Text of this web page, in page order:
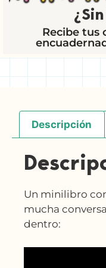
Recibe tus
Descripción
Un minilibro
mucha
dentro: